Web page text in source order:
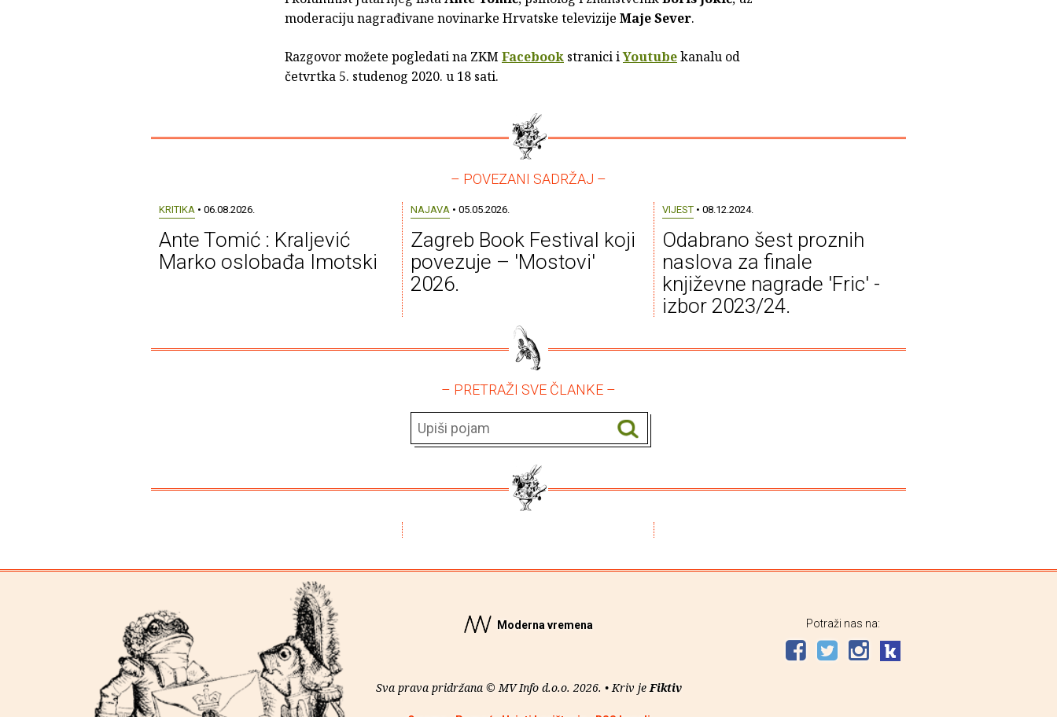
moderaciju nagrađivane novinarke Hrvatske televizije Maje Sever.
Razgovor možete pogledati na ZKM Facebook stranici iYoutubekanalu od
četvrtka 5. studenog 2020. u 18 sati.
– POVEZANI SADRŽAJ –
KRITIKA • 06.08.2026.
Ante Tomić : Kraljević
Marko oslobađa Imotski
NAJAVA • 05.05.2026.
Zagreb Book Festival koji
povezuje – 'Mostovi'
2026.
VIJEST• 08.12.2024.
Odabrano šest proznih
naslova za finale
književne nagrade 'Fric' -
izbor 2023/24.
– PRETRAŽI SVE ČLANKE –
Moderna vremena
Sva prava pridržana © MV Info d.o.o. 2026. • Kriv je Fiktiv
Potraži nas na: